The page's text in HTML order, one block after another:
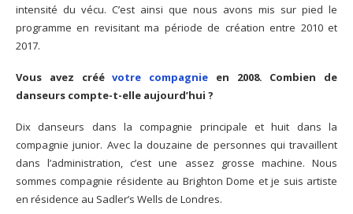
intensité du vécu. C’est ainsi que nous avons mis sur pied le
programme en revisitant ma période de création entre 2010 et
2017.
Vous avez créévotre compagnie en 2008. Combien de
danseurs compte-t-elle aujourd’hui ?
Dix danseurs dans la compagnie principale et huit dans la
compagnie junior. Avec la douzaine de personnes qui travaillent
dans l’administration, c’est une assez grosse machine. Nous
sommes compagnie résidente au Brighton Dome et je suis artiste
en résidence au Sadler’s Wells de Londres.